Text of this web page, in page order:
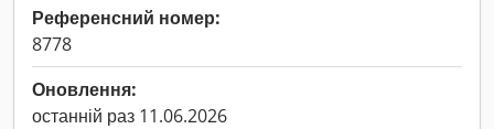
Референсний номер:
8778
Оновлення:
останній раз 11.06.2026